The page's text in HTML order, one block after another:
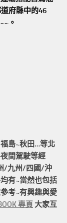
府縣中的46
。
島~秋田…等北
夜間駕駛等經
/九州/四國/沖
有~當然也包括
考~有興趣與愛
專頁 大家互